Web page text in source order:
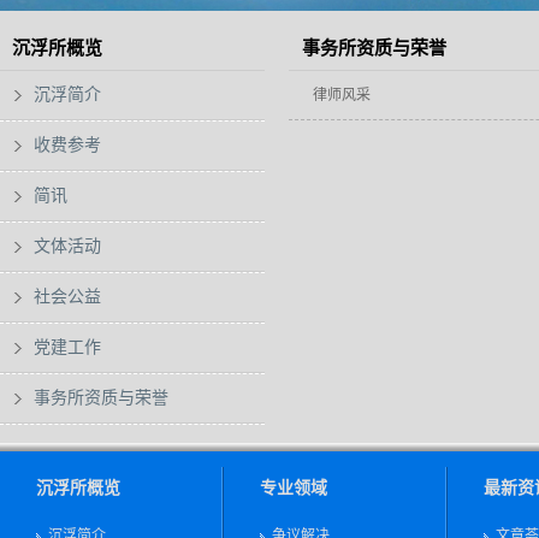
沉浮所概览
沉浮简介
收费参考
简讯
文体活动
社会公益
党建工作
事务所资质与荣誉
事务所资质与荣誉
律师风采
沉浮所概览 专业领域 最新资